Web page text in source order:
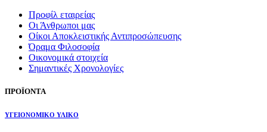
Προφίλ εταιρείας
Οι Άνθρωποι μας
Οίκοι Αποκλειστικής Αντιπροσώπευσης
Όραμα Φιλοσοφία
Οικονομικά στοιχεία
Σημαντικές Χρονολογίες
ΠΡΟΪΟΝΤΑ
ΥΓΕΙΟΝΟΜΙΚΟ ΥΛΙΚΟ